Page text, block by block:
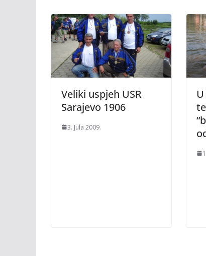
Veliki uspjeh USR
Sarajevo 1906
3. Jula 2009.